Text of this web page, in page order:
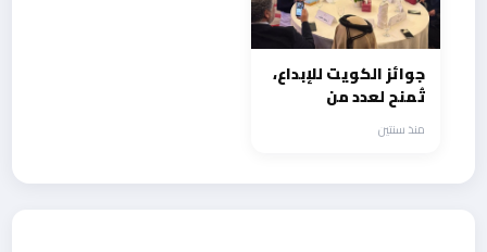
جوائز الكويت للإبداع،
تُمنح لعدد من
الإعلاميين والفنانين
العرب ومنهم حسام
وجمال فياض وبركات
منذ سنتين